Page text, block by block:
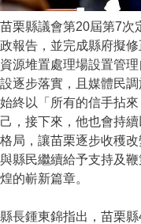
苗栗縣議會第20屆第7次
政報告，並完成縣府擬
資源堆置處理場設置管
設逐步落實，且媒體民
始終以「所有的信手拈
己，接下來，他也會持
格局，讓苗栗逐步收穫
與縣民繼續給予支持及
煌的嶄新篇章。
縣長鍾東錦指出，苗栗